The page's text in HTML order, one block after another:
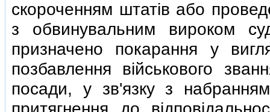
скороченням штатiв або
з обвинувальним вироком
призначено покарання у
позбавлення вiйськового
посади, у зв'язку з